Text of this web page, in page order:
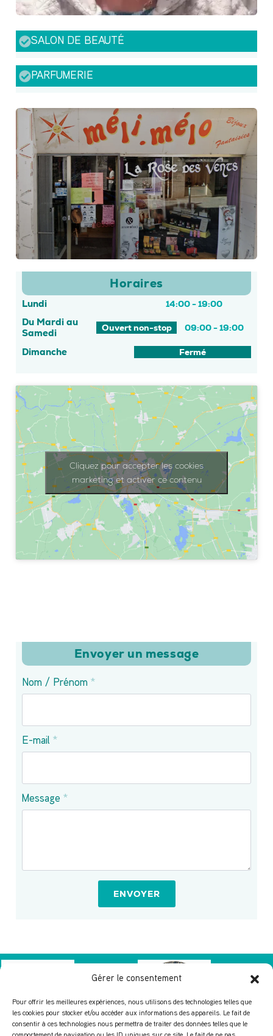
Gérer le consentement
Pour offrir les meilleures expériences, nous utilisons des technologies telles que
les cookies pour stocker et/ou accéder aux informations des appareils. Le fait de
consentir à ces technologies nous permettra de traiter des données telles que le
SALON DE BEAUTÉ
PARFUMERIE
Horaires
Lundi 14:00 - 19:00
Du Mardi au
Samedi
Ouvert non-stop 09:00 - 19:00
Dimanche Fermé
Cliquez pour accepter les cookies
marketing et activer ce contenu
Envoyer un message
Nom / Prénom *
E-mail *
Message *
ENVOYER